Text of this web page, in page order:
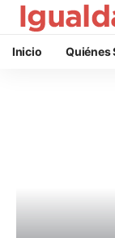
Inicio Quiénes